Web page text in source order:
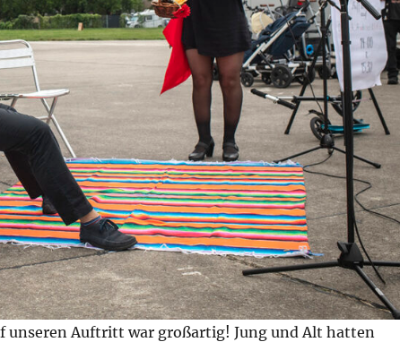
unseren Auftritt war großartig! Jung und Alt hatten